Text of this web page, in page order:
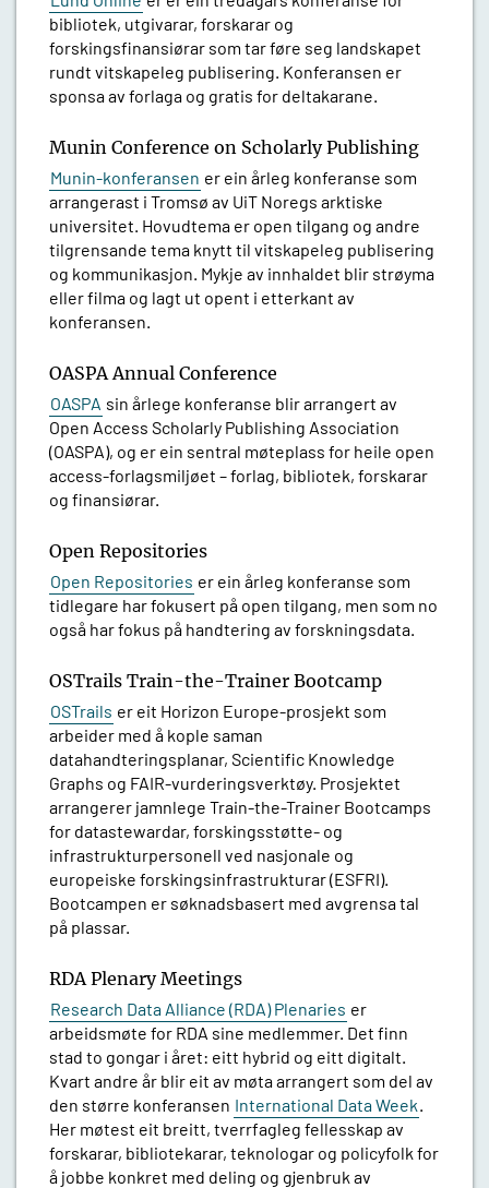
bibliotek, utgivarar, forskarar og
forskingsfinansiørar som tar føre seg landskapet
rundt vitskapeleg publisering. Konferansen er
sponsa av forlaga og gratis for deltakarane.
Munin Conference on Scholarly Publishing
Munin-konferansen er ein årleg konferanse som
arrangerast i Tromsø av UiT Noregs arktiske
universitet. Hovudtema er open tilgang og andre
tilgrensande tema knytt til vitskapeleg publisering
og kommunikasjon. Mykje av innhaldet blir strøyma
eller filma og lagt ut opent i etterkant av
konferansen.
OASPA Annual Conference
OASPA sin årlege konferanse blir arrangert av
Open Access Scholarly Publishing Association
(OASPA), og er ein sentral møteplass for heile open
access-forlagsmiljøet – forlag, bibliotek, forskarar
og finansiørar.
Open Repositories
Open Repositories er ein årleg konferanse som
tidlegare har fokusert på open tilgang, men som no
også har fokus på handtering av forskningsdata.
OSTrails Train-the-Trainer Bootcamp
OSTrails er eit Horizon Europe-prosjekt som
arbeider med å kople saman
datahandteringsplanar, Scientific Knowledge
Graphs og FAIR-vurderingsverktøy. Prosjektet
arrangerer jamnlege Train-the-Trainer Bootcamps
for datastewardar, forskingsstøtte- og
infrastrukturpersonell ved nasjonale og
europeiske forskingsinfrastrukturar (ESFRI).
Bootcampen er søknadsbasert med avgrensa tal
på plassar.
RDA Plenary Meetings
Research Data Alliance (RDA) Plenaries er
arbeidsmøte for RDA sine medlemmer. Det finn
stad to gongar i året: eitt hybrid og eitt digitalt.
Kvart andre år blir eit av møta arrangert som del av
den større konferansen International Data Week.
Her møtest eit breitt, tverrfagleg fellesskap av
forskarar, bibliotekarar, teknologar og policyfolk for
å jobbe konkret med deling og gjenbruk av